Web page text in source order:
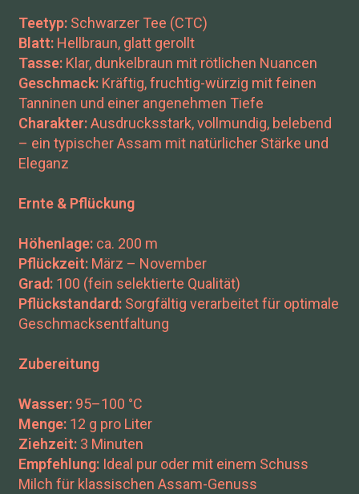
Teetyp:Schwarzer Tee (CTC)
Blatt:Hellbraun, glatt gerollt
Tasse:Klar, dunkelbraun mit rötlichen Nuancen
Geschmack:Kräftig, fruchtig-würzig mit feinen
Tanninen und einer angenehmen Tiefe
Charakter:Ausdrucksstark, vollmundig, belebend
– ein typischer Assam mit natürlicher Stärke und
Eleganz
Ernte & Pflückung
Höhenlage:ca. 200 m
Pflückzeit:März – November
Grad:100 (fein selektierte Qualität)
Pflückstandard:Sorgfältig verarbeitet für optimale
Geschmacksentfaltung
Zubereitung
Wasser:95–100 °C
Menge:12 g pro Liter
Ziehzeit:3 Minuten
Empfehlung:Ideal pur oder mit einem Schuss
Milch für klassischen Assam-Genuss